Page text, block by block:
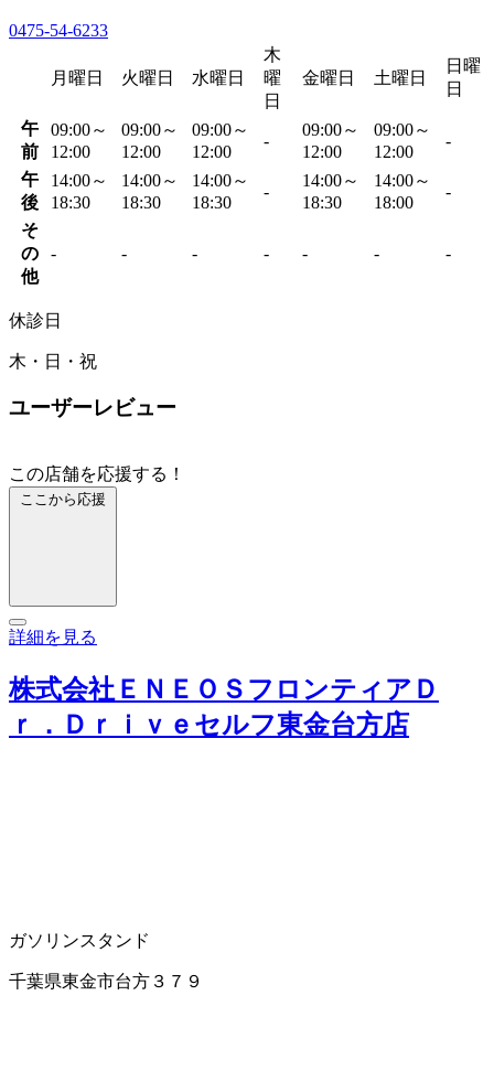
0475-54-6233
月曜日 火曜日 水曜日
木
曜
日
金曜日 土曜日
日曜
日
午
前
09:00～
12:00
09:00～
12:00
09:00～
12:00
-
09:00～
12:00
09:00～
12:00
-
午
後
14:00～
18:30
14:00～
18:30
14:00～
18:30
-
14:00～
18:30
14:00～
18:00
-
そ
の
他
- - - - - - -
休診日
木・日・祝
ユーザーレビュー
この店舗を応援する！
ここから応援
詳細を見る
株式会社ＥＮＥＯＳフロンティアＤ
ｒ．Ｄｒｉｖｅセルフ東金台方店
ガソリンスタンド
千葉県東金市台方３７９